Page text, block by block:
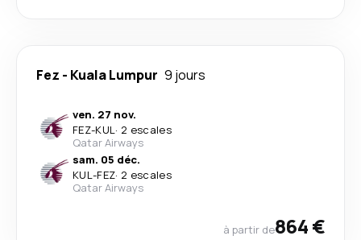
Fez - Kuala Lumpur 9 jours
ven. 27 nov.
FEZ-KUL· 2 escales
Qatar Airways
sam. 05 déc.
KUL-FEZ· 2 escales
Qatar Airways
à partir de864 €